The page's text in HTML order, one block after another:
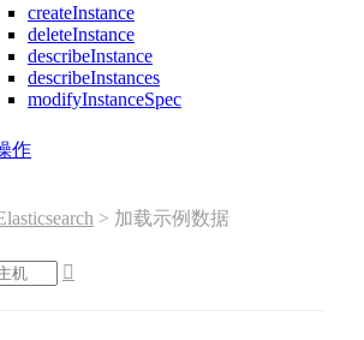
createInstance
deleteInstance
describeInstance
describeInstances
modifyInstanceSpec
作
> 加载示例数据
